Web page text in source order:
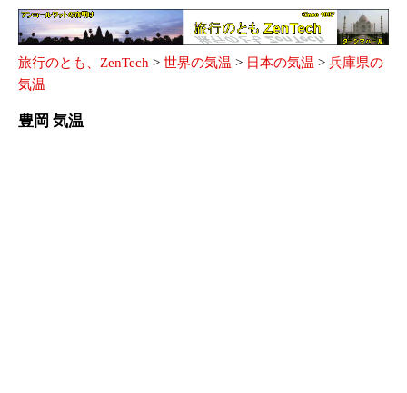
旅行のとも、ZenTech > 世界の気温 > 日本の気温 > 兵庫県の
気温
豊岡 気温